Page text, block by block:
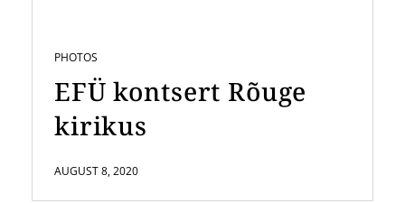
PHOTOS
EFÜ kontsert Rõuge
kirikus
AUGUST 8, 2020